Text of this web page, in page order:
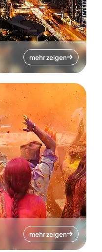
mehr zeigen
mehr zeigen